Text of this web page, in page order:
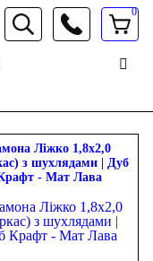
19 61
0
Ліжко 1,8х2,0
з шухлядами | Дуб
- Мат Лава